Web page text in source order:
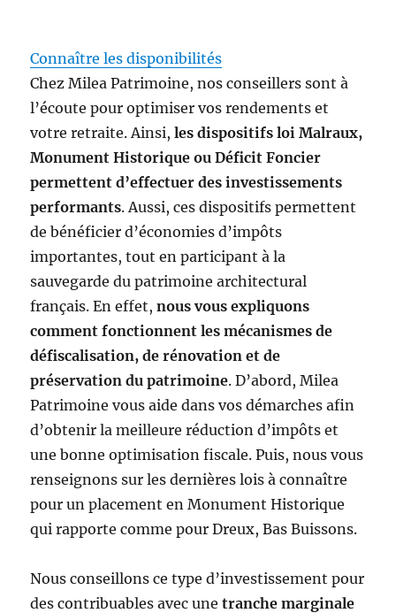
Connaître les disponibilités
Chez Milea Patrimoine, nos conseillers sont à
l’écoute pour optimiser vos rendements et
votre retraite. Ainsi,les dispositifs loi Malraux,
Monument Historique ou Déficit Foncier
permettent d’effectuer des investissements
performants. Aussi, ces dispositifs permettent
de bénéficier d’économies d’impôts
importantes, tout en participant à la
sauvegarde du patrimoine architectural
français. En effet,nous vous expliquons
comment fonctionnent les mécanismes de
défiscalisation, de rénovation et de
préservation du patrimoine. D’abord, Milea
Patrimoine vous aide dans vos démarches afin
d’obtenir la meilleure réduction d’impôts et
une bonne optimisation fiscale. Puis, nous vous
renseignons sur les dernières lois à connaître
pour un placement en Monument Historique
qui rapporte comme pour Dreux, Bas Buissons.
Nous conseillons ce type d’investissement pour
des contribuables avec unetranche marginale